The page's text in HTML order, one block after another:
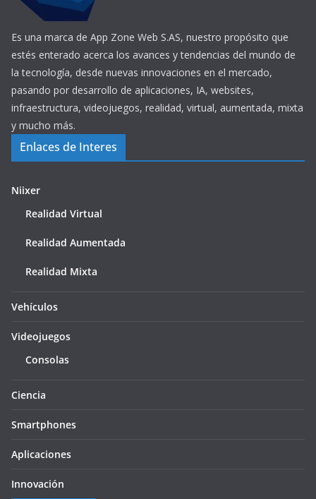
Es una marca de App Zone Web S.AS, nuestro propósito que
estés enterado acerca los avances y tendencias del mundo de
la tecnología, desde nuevas innovaciones en el mercado,
pasando por desarrollo de aplicaciones, IA, websites,
infraestructura, videojuegos, realidad, virtual, aumentada, mixta
y mucho más.
Enlaces de Interes
Niixer
Realidad Virtual
Realidad Aumentada
Realidad Mixta
Vehículos
Videojuegos
Consolas
Ciencia
Smartphones
Aplicaciones
Innovación